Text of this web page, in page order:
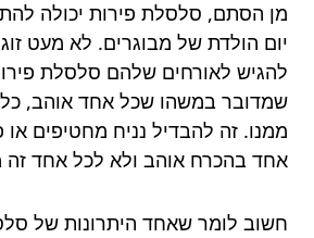
מן הסתם, סלסלת פירות יכולה
יום הולדת של מבוגרים. לא מעט
להגיש לאורחים שלהם סלסלת
שמדובר במשהו שכל אחד אוהב, כל
ממנו. זה להבדיל נניח מחטיפים
אחד בהכרח אוהב ולא לכל אחד זה
חשוב לומר שאחד היתרונות של